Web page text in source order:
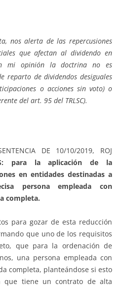
nos alerta de las repercusiones
que afectan al dividendo en
mi opinión la doctrina no es
reparto de dividendos desiguales
o acciones sin voto) o
del art. 95 del TRLSC).
DE 10/10/2019, ROJ
para la aplicación de la
en entidades destinadas a
persona empleada con
completa.
para gozar de esta reducción
que uno de los requisitos
que para la ordenación de
una persona empleada con
completa, planteándose si esto
que tiene un contrato de alta